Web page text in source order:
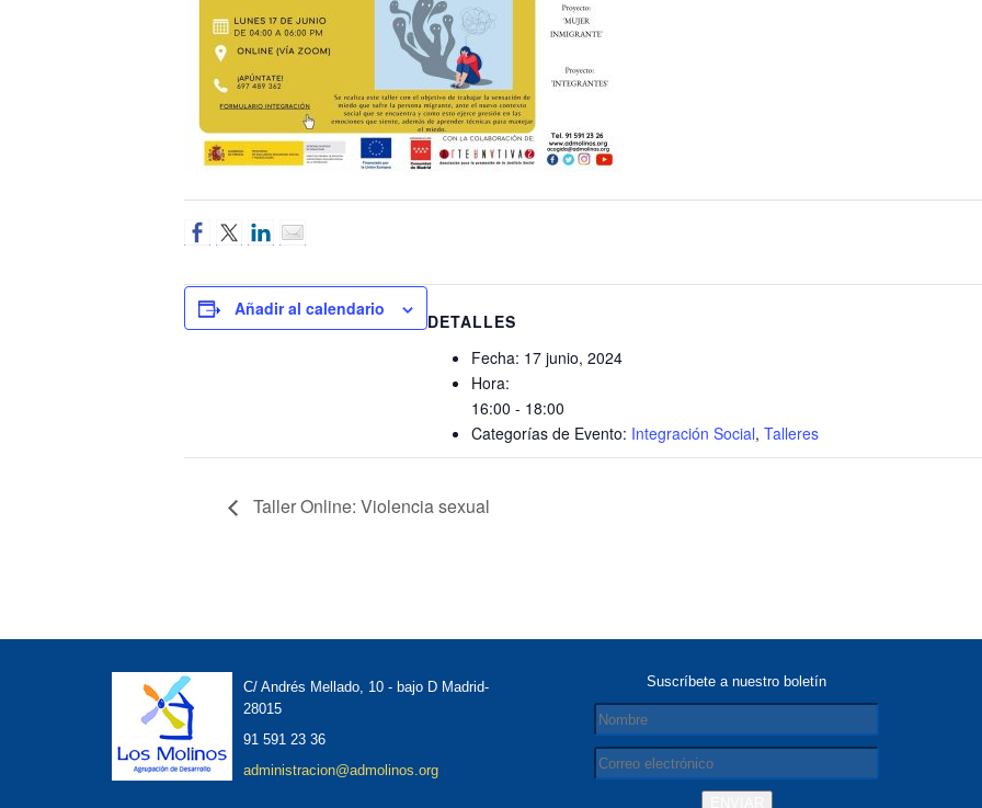
Añadir al calendario
DETALLES
Fecha: 17 junio, 2024
Hora:
16:00 - 18:00
Categorías de Evento: Integración Social, Talleres
Taller Online: Violencia sexual
C/ Andrés Mellado, 10 - bajo D Madrid-
28015
91 591 23 36
administracion@admolinos.org
Suscríbete a nuestro boletín